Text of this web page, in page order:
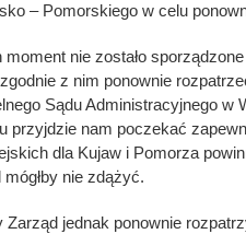
– Pomorskiego w celu
moment nie zostało
z nim ponownie
Sądu Administracyjnego w
przyjdzie nam poczekać
dla Kujaw i Pomorza
mógłby nie zdążyć.
Zarząd jednak ponownie